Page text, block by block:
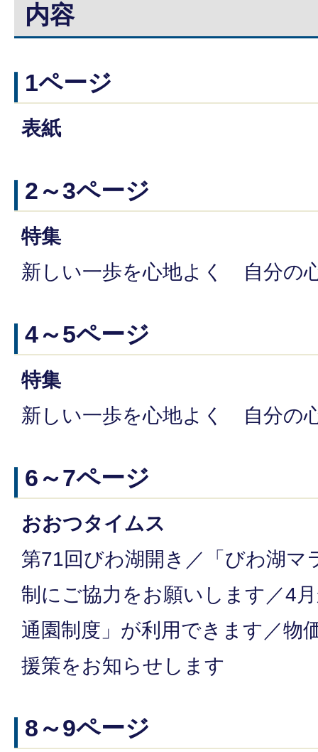
内容
1ページ
表紙
2～3ページ
特集
新しい一歩を心地よく 自分の
4～5ページ
特集
新しい一歩を心地よく 自分の
6～7ページ
おおつタイムス
第71回びわ湖開き／「びわ湖マ
制にご協力をお願いします／4
通園制度」が利用できます／
援策をお知らせします
8～9ページ